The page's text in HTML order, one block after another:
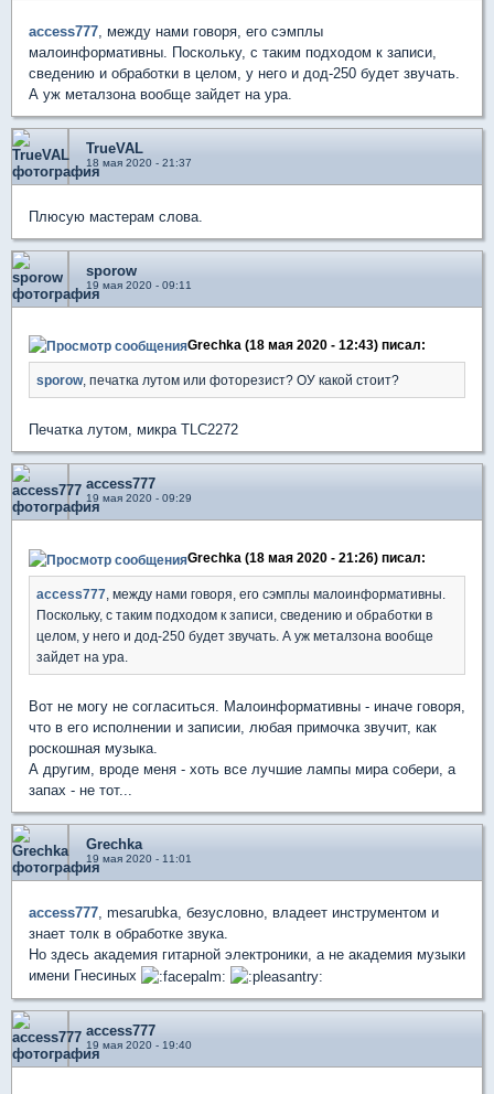
access777, между нами говоря, его сэмплы
малоинформативны. Поскольку, с таким подходом к записи,
сведению и обработки в целом, у него и дод-250 будет звучать.
А уж металзона вообще зайдет на ура.
TrueVAL
18 мая 2020 - 21:37
Плюсую мастерам слова.
sporow
19 мая 2020 - 09:11
Grechka (18 мая 2020 - 12:43) писал:
sporow, печатка лутом или фоторезист? ОУ какой стоит?
Печатка лутом, микра TLC2272
access777
19 мая 2020 - 09:29
Grechka (18 мая 2020 - 21:26) писал:
access777 , между нами говоря, его сэмплы малоинформативны.
Поскольку, с таким подходом к записи, сведению и обработки в
целом, у него и дод-250 будет звучать. А уж металзона вообще
зайдет на ура.
Вот не могу не согласиться. Малоинформативны - иначе говоря,
что в его исполнении и записии, любая примочка звучит, как
роскошная музыка.
А другим, вроде меня - хоть все лучшие лампы мира собери, а
запах - не тот...
Grechka
19 мая 2020 - 11:01
access777 , mesarubka, безусловно, владеет инструментом и
знает толк в обработке звука.
Но здесь академия гитарной электроники, а не академия музыки
имени Гнесиных
access777
19 мая 2020 - 19:40